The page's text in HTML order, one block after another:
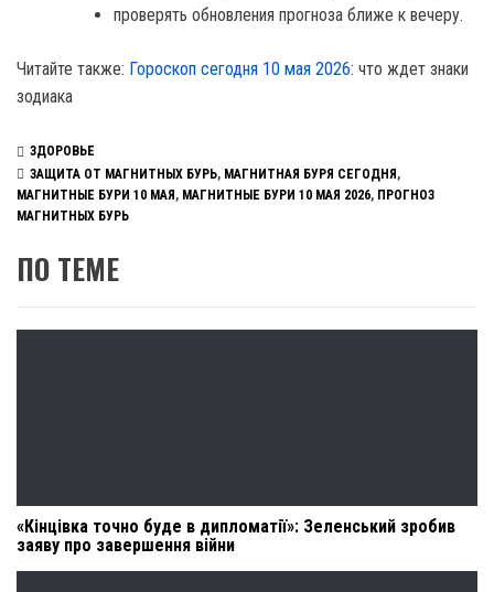
проверять обновления прогноза ближе к вечеру.
Читайте также: Гороскоп сегодня 10 мая 2026: что ждет знаки
зодиака
ЗДОРОВЬЕ
ЗАЩИТА ОТ МАГНИТНЫХ БУРЬ, МАГНИТНАЯ БУРЯ СЕГОДНЯ ,
МАГНИТНЫЕ БУРИ 10 МАЯ , МАГНИТНЫЕ БУРИ 10 МАЯ 2026, ПРОГНОЗ
МАГНИТНЫХ БУРЬ
ПО ТЕМЕ
«Кінцівка точно буде в дипломатії»: Зеленський зробив
заяву про завершення війни